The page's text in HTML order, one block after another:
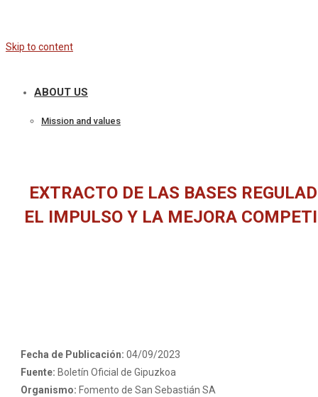
Skip to content
ABOUT US
Mission and values
EXTRACTO DE LAS BASES
EL IMPULSO Y LA MEJORA
Fecha de Publicación: 04/09/2023
Fuente: Boletín Oficial de Gipuzkoa
Organismo: Fomento de San Sebastián SA